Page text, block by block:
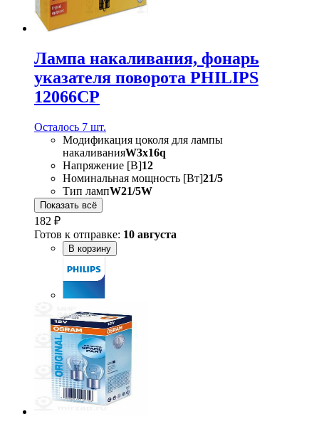
Лампа накаливания, фонарь
указателя поворота PHILIPS
12066CP
Осталось 7 шт.
Модификация цоколя для лампы
накаливанияW3x16q
Напряжение [В]12
Номинальная мощность [Вт]21/5
Тип лампW21/5W
Показать всё
182 ₽
Готов к отправке: 10 августа
В корзину